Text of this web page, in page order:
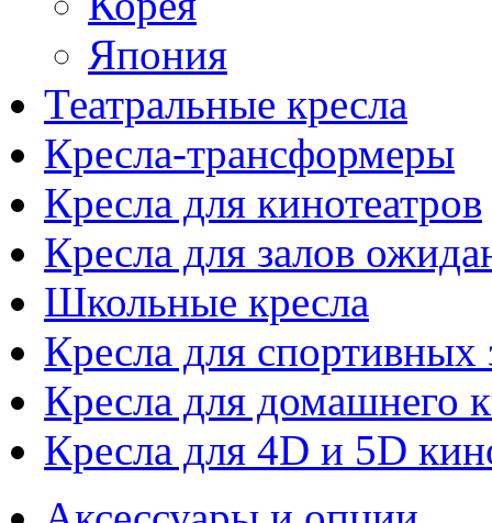
Япония
Театральные кресла
Кресла-трансформеры
Кресла для кинотеатров
Кресла для залов
Школьные кресла
Кресла для спортивных
Кресла для домашнего
Кресла для 4D и 5D